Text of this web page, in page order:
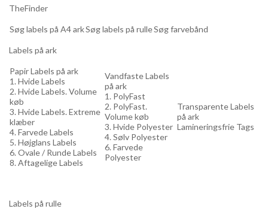
TheFinder
Søg labels på A4 arkSøg labels på rulleSøg farvebånd
Labels på ark
Papir Labels på ark
1. Hvide Labels
2. Hvide Labels. Volume
køb
3. Hvide Labels. Extreme
klæber
4. Farvede Labels
5. Højglans Labels
6. Ovale / Runde Labels
8. Aftagelige Labels
Vandfaste Labels
på ark
1. PolyFast
2. PolyFast.
Volume køb
3. Hvide Polyester
4. Sølv Polyester
6. Farvede
Polyester
Transparente Labels
på ark
Lamineringsfrie Tags
Labels på rulle